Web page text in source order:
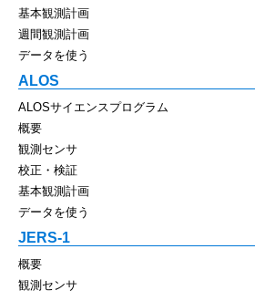
基本観測計画
週間観測計画
データを使う
ALOS
ALOSサイエンスプログラム
概要
観測センサ
校正・検証
基本観測計画
データを使う
JERS-1
概要
観測センサ